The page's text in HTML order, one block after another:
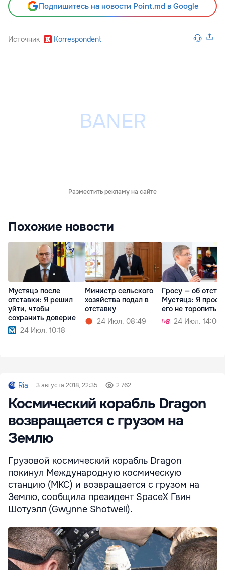
Подпишитесь на новости Point.md в Google
Источник Korrespondent
Разместить рекламу на сайте
Похожие новости
Мустяцэ после
отставки: Я решил
уйти, чтобы
сохранить доверие
24 Июл. 10:18
Министр сельского
хозяйства подал в
отставку
24 Июл. 08:49
Гросу — об
Мустяцэ: Я
его не торопиться
24 Июл. 14:00
Ria 3 августа 2018, 22:35 2 762
Космический корабль Dragon
возвращается с грузом на
Землю
Грузовой космический корабль Dragon
покинул Международную космическую
станцию (МКС) и возвращается с грузом на
Землю, сообщила президент SpaceX Гвин
Шотуэлл (Gwynne Shotwell).